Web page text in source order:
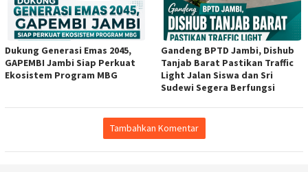
Dukung Generasi Emas 2045,
GAPEMBI Jambi Siap Perkuat
Ekosistem Program MBG
Gandeng BPTD Jambi, Dishub
Tanjab Barat Pastikan Traffic
Light Jalan Siswa dan Sri
Sudewi Segera Berfungsi
Tambahkan Komentar